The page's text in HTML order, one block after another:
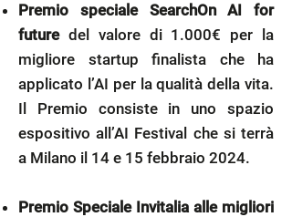
Premio speciale SearchOn AI for
future del valore di 1.000€ per la
migliore startup finalista che ha
applicato l’AI per la qualità della vita.
Il Premio consiste in uno spazio
espositivo all’AI Festival che si terrà
a Milano il 14 e 15 febbraio 2024.
Premio Speciale Invitalia alle migliori